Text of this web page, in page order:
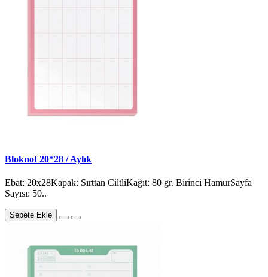
Bloknot 20*28 / Aylık
Ebat: 20x28Kapak: Sırttan CiltliKağıt: 80 gr. Birinci HamurSayfa
Sayısı: 50..
Sepete Ekle